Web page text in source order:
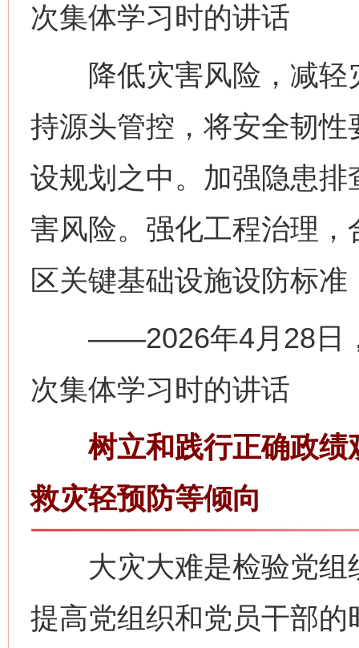
次集体学习时的讲话
降低灾害风险，减轻
持源头管控，将安全韧
设规划之中。加强隐患
害风险。强化工程治理
区关键基础设施设防标
——2026年4月28日，
次集体学习时的讲话
树立和践行正确政绩
救灾轻预防等倾向
大灾大难是检验党组
提高党组织和党员干部